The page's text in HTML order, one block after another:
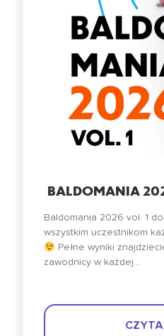
BALDOMANIA
Baldomania 2026 vol. 1
wszystkim uczestnikom
Pełne wyniki
zawodnicy w każdej...